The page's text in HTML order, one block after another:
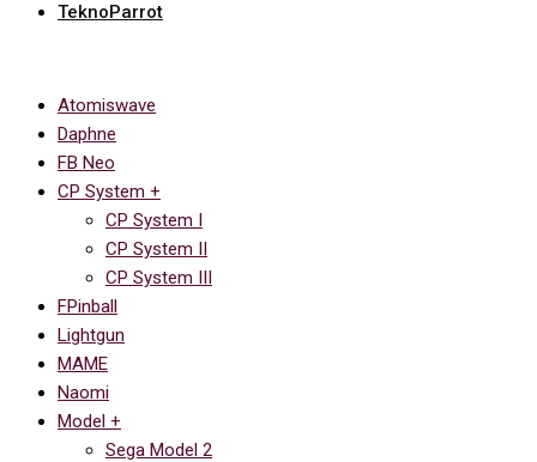
TeknoParrot
Atomiswave
Daphne
FB Neo
CP System +
CP System I
CP System II
CP System III
FPinball
Lightgun
MAME
Naomi
Model +
Sega Model 2